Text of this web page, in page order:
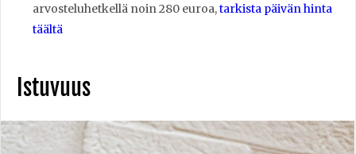
arvosteluhetkellä noin 280 euroa,tarkista päivän hinta
täältä
Istuvuus